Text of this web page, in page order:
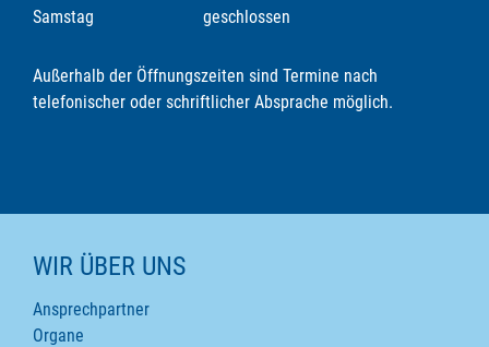
Samstag
geschlossen
Außerhalb der Öffnungszeiten sind Termine nach
telefonischer oder schriftlicher Absprache möglich.
WIR ÜBER UNS
Ansprechpartner
Organe